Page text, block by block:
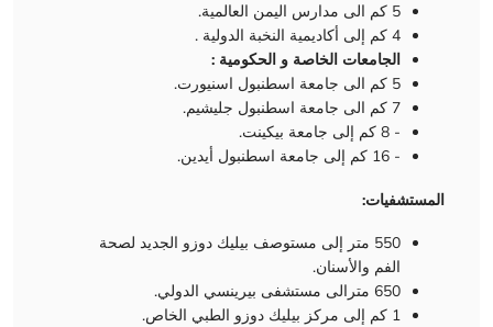
5 كم الى مدارس اليمن العالمية.
4 كم إلى أكاديمية النخبة الدولية .
الجامعات الخاصة و الحكومية :
5 كم الى جامعة اسطنبول اسنيورت.
7 كم الى جامعة اسطنبول جليشيم.
- 8 كم إلى جامعة بيكينت.
- 16 كم إلى جامعة اسطنبول أيدين.
المستشفيات:
550 متر إلى مستوصف بيليك دوزو الجديد لصحة
الفم والأسنان.
650 مترالى مستشفى بيرينسي الدولي.
1 كم إلى مركز بيليك دوزو الطبي الخاص.